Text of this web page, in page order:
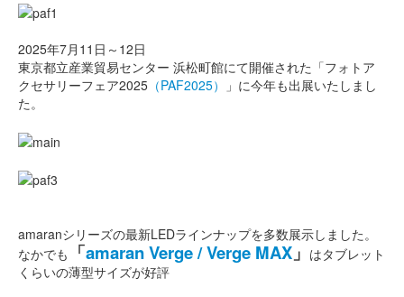
2025年7月11日～12日
東京都立産業貿易センター 浜松町館にて開催された「フォトア
クセサリーフェア2025 （PAF2025）
」に今年も出展いたしまし
た。
amaranシリーズの最新LEDラインナップを多数展示しました。
なかでも
「amaran Verge / Verge MAX 」 はタブレット
くらいの薄型サイズが好評